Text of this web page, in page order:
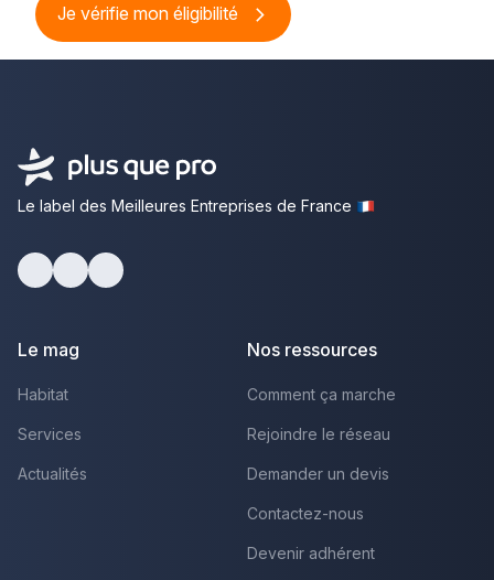
Je vérifie mon éligibilité
Le label des Meilleures Entreprises de France
Le mag
Habitat
Services
Actualités
Nos ressources
Comment ça marche
Rejoindre le réseau
Demander un devis
Contactez-nous
Devenir adhérent